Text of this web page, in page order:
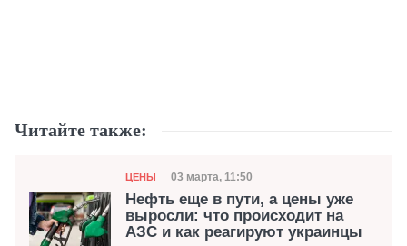
Читайте также:
Категория
ЦЕНЫ Дата публикации
03 марта, 11:50
Нефть еще в пути, а цены уже
выросли: что происходит на
АЗС и как реагируют украинцы